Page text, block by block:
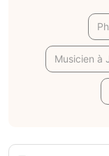
Musicien à